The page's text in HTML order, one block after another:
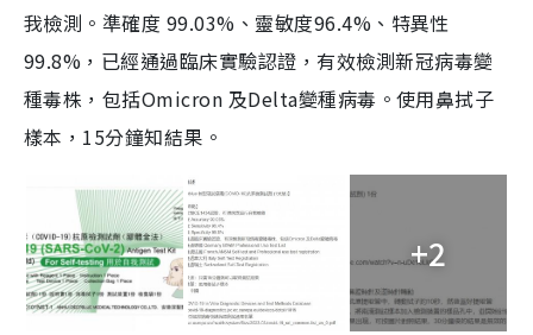
我檢測。準確度 99.03%、靈敏度96.4%、特異性
99.8%，已經通過臨床實驗認證，有效檢測新冠病毒變
種毒株，包括Omicron 及Delta變種病毒。使用鼻拭子
樣本，15分鐘知結果。
+2